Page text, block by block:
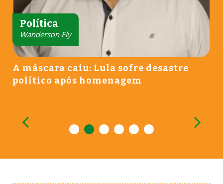
Política
Wanderson Fly
A máscara caiu: Lula sofre desastre
político após homenagem
2